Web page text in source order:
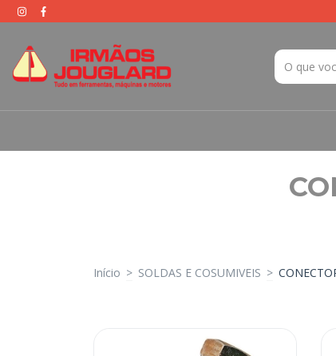
Início > SOLDAS E COSUMIVEIS >